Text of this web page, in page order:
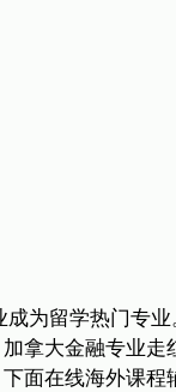
为留学热门专
拿大金融专业走
面在线海外课程